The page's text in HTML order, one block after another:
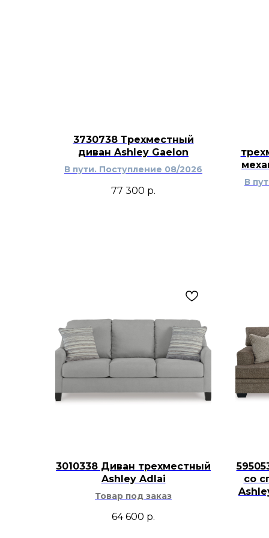
3730738 Трехместный
диван Ashley Gaelon
В пути. Поступление 08/2026
77 300 р.
В
3010338 Диван трехместный
Ashley Adlai
Товар под заказ
64 600 р.
со